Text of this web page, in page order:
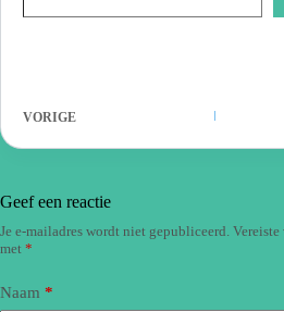
VORIGE
Geef een reactie
Je e-mailadres wordt niet gepubliceerd.
met *
Naam *